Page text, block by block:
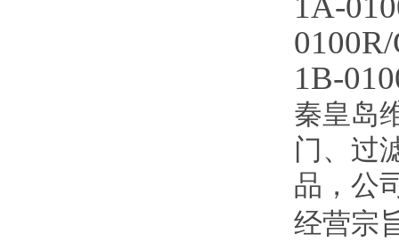
1B-
秦皇岛
门、过
品，公
经营宗